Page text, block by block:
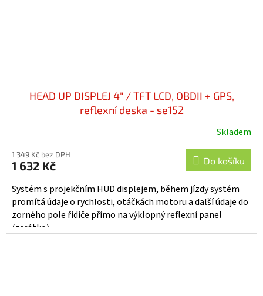
HEAD UP DISPLEJ 4" / TFT LCD, OBDII + GPS,
reflexní deska - se152
Skladem
1 349 Kč bez DPH
1 632 Kč Do košíku
Systém s projekčním HUD displejem, během jízdy systém
promítá údaje o rychlosti, otáčkách motoru a další údaje do
zorného pole řidiče přímo na výklopný reflexní panel
(zrcátko),...